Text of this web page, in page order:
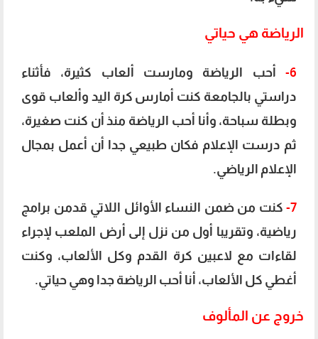
الرياضة هي حياتي
6-
أحب الرياضة ومارست ألعاب كثيرة، فأثناء
دراستي بالجامعة كنت أمارس كرة اليد وألعاب قوى
وبطلة سباحة، وأنا أحب الرياضة منذ أن كنت صغيرة،
ثم درست الإعلام فكان طبيعي جدا أن أعمل بمجال
الإعلام الرياضي.
7- كنت من ضمن النساء الأوائل اللاتي قدمن برامج
رياضية، وتقريبا أول من نزل إلى أرض الملعب لإجراء
لقاءات مع لاعبين كرة القدم وكل الألعاب، وكنت
أغطي كل الألعاب، أنا أحب الرياضة جدا وهي حياتي.
خروج عن المألوف